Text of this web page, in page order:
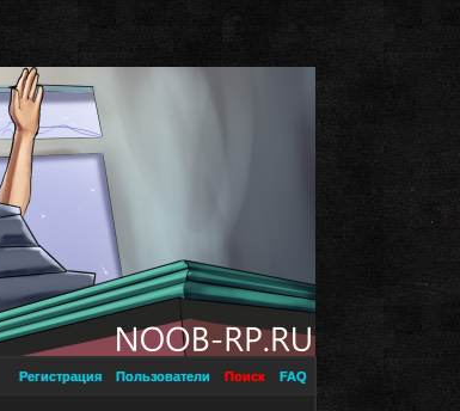
FAQ
Поиск
Пользователи
Регистрация